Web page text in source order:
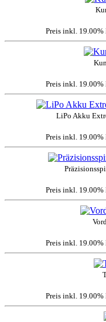
Preis inkl. 19.00%
Preis inkl. 19.00%
LiPo Akku
Preis inkl. 19.00%
Preis inkl. 19.00%
Preis inkl. 19.00%
Preis inkl. 19.00%